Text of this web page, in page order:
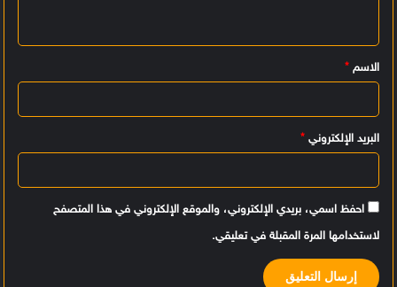
ي
ق
الاسم *
البريد الإلكتروني *
احفظ اسمي، بريدي الإلكتروني، والموقع الإلكتروني في هذا المتصفح
لاستخدامها المرة المقبلة في تعليقي.